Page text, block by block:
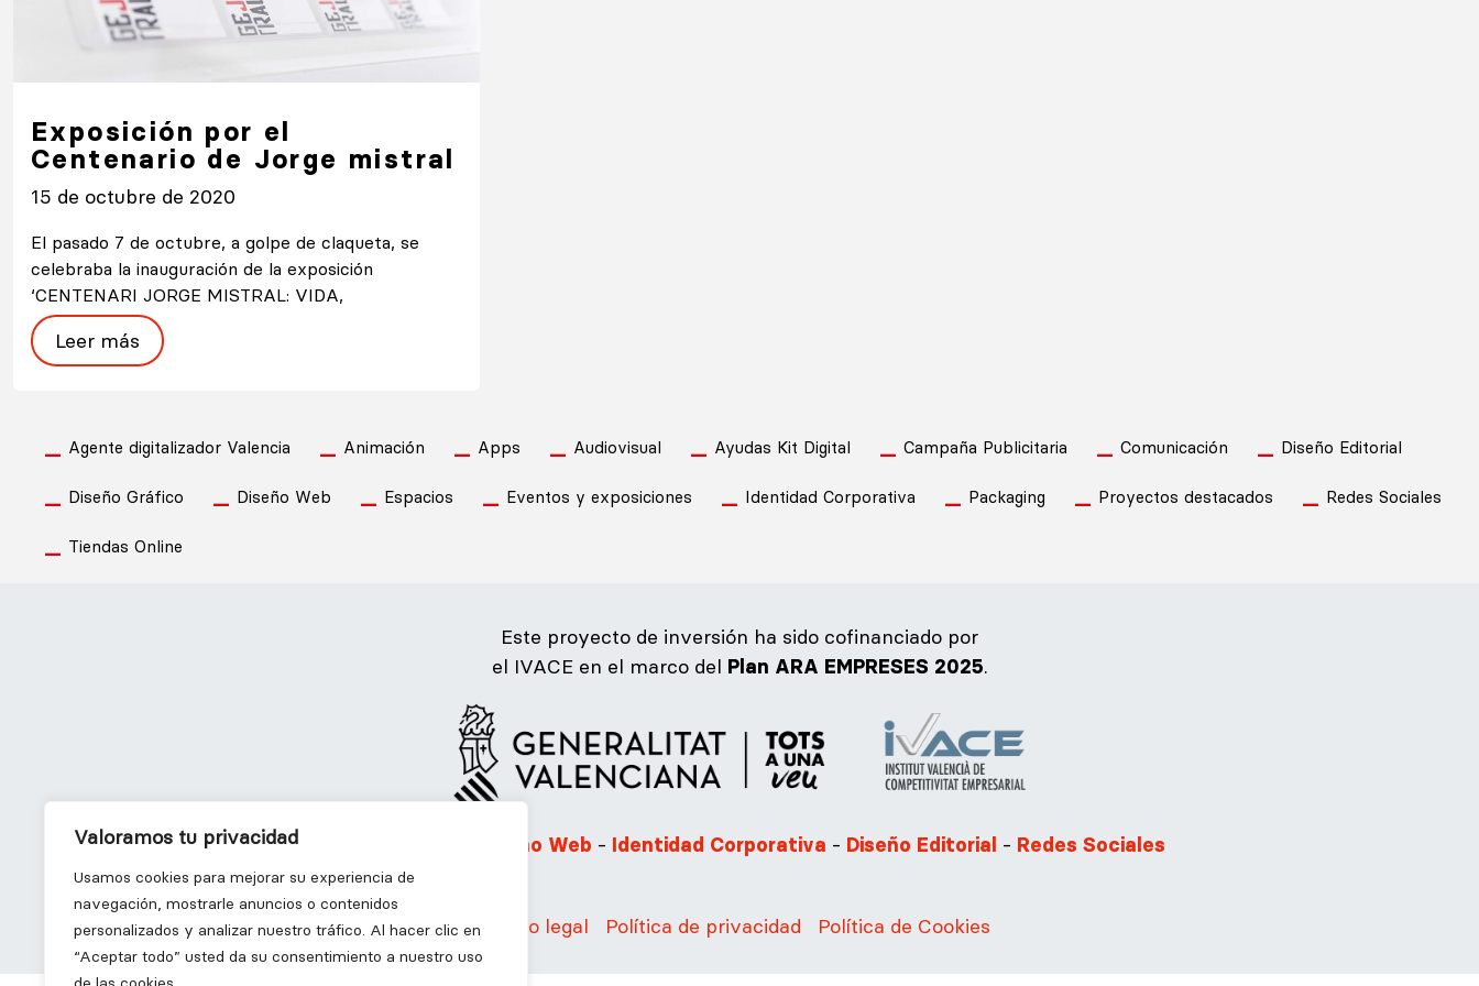
Valoramos tu privacidad
Usamos cookies para mejorar su experiencia de
navegación, mostrarle anuncios o contenidos
personalizados y analizar nuestro tráfico. Al hacer clic en
“Aceptar todo” usted da su consentimiento a nuestro uso
Exposición por el
Centenario de Jorge mistral
15 de octubre de 2020
El pasado 7 de octubre, a golpe de claqueta, se
celebraba la inauguración de la exposición
‘CENTENARI JORGE MISTRAL: VIDA,
Leer más
Agente digitalizador Valencia Animación Apps Audiovisual Ayudas Kit Digital Campaña Publicitaria Comunicación Diseño Editorial
Diseño Gráfico Diseño Web Espacios Eventos y exposiciones Identidad Corporativa Packaging Proyectos destacados Redes Sociales
Tiendas Online
Este proyecto de inversión ha sido cofinanciado por
el IVACE en el marco del Plan ARA EMPRESES 2025.
Diseño Web - Identidad Corporativa - Diseño Editorial - Redes Sociales
Aviso legal Política de privacidad Política de Cookies